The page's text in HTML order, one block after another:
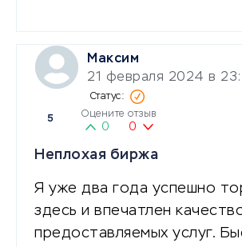
Максим
21 февраля 2024 в
5 Оцените отзыв
0 0
Неплохая биржа
Я уже два года успешно
здесь и впечатлен
предоставляемых услуг.